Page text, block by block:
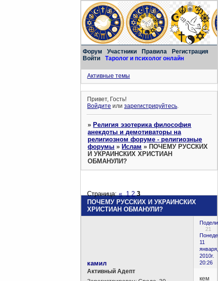
Форум Участники Правила
Регистрация
Войти
Таролог и психолог онлайн
Активные темы
Привет, Гость!
Войдите илизарегистрируйтесь.
»Религия эзотерика философия
анекдоты и демотиваторы на
религиозном форуме - религиозные
форумы »Ислам »ПОЧЕМУ РУССКИХ
И УКРАИНСКИХ ХРИСТИАН
ОБМАНУЛИ?
ПОЧЕМУ РУССКИХ И УКРАИНСКИХ
ХРИСТИАН ОБМАНУЛИ?
Страница:« 1 2 3
21
11
января,
2010г.
20:26
камил
Активный Адепт
кем